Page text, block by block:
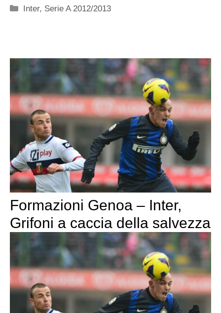
Categorie
Inter, Serie A 2012/2013
Formazioni Genoa – Inter,
Grifoni a caccia della salvezza